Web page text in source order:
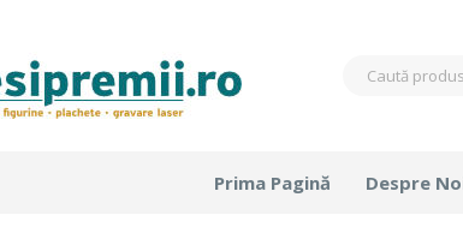
Prima Pagină Despre